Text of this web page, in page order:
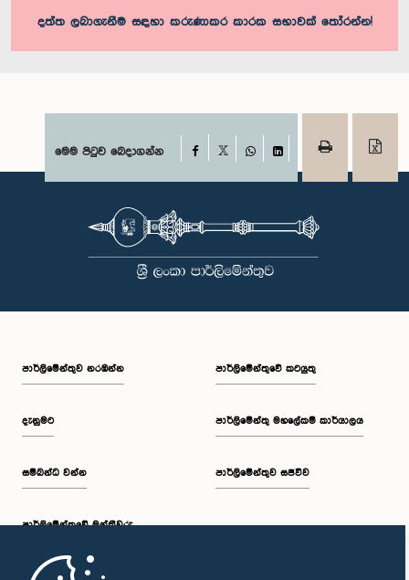
දත්ත ලබාගැනීම සඳහා කරුණාකර කාරක සභාවක් තෝරන්න!
මෙම පිටුව බෙදාගන්න Facebook
WhatsAppLinkedIn
පාර්ලි‌මේන්තුව නරඹන්න
දැනුමට
සම්බන්ධ වන්න
පාර්ලි‌මේන්තුවේ මන්ත්‍රීවරු
මුල් පිටුව
පාර්ලිමේන්තුවේ කටයුතු
පාර්ලිමේන්තු මහලේකම් කාර්යාලය
පාර්ලිමේන්තුව සජීවීව